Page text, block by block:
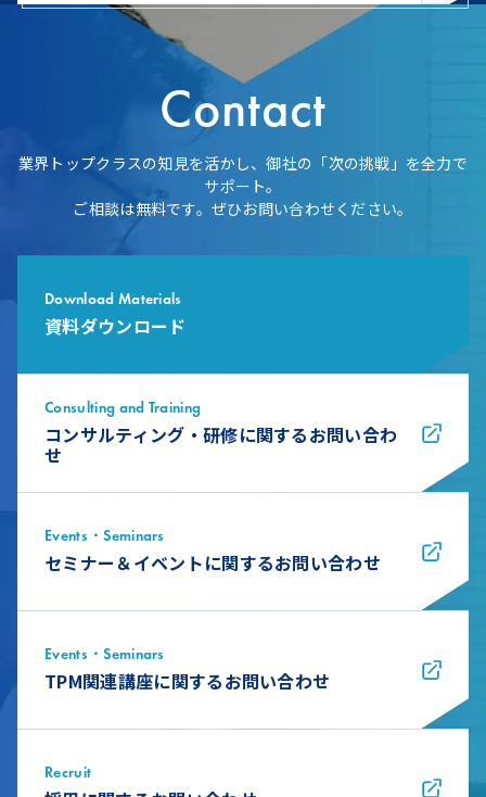
Contact
業界トップクラスの知見を活かし、御社の「次の挑戦」を全力で
サポート。
ご相談は無料です。ぜひお問い合わせください。
Download Materials
資料ダウンロード
Consulting and Training
コンサルティング・研修に関するお問い合わ
せ
Events・Seminars
セミナー＆イベントに関するお問い合わせ
Events・Seminars
TPM関連講座に関するお問い合わせ
Recruit